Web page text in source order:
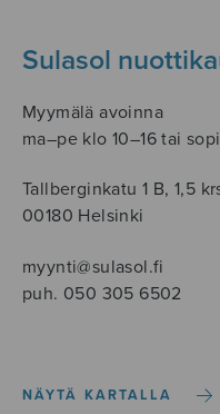
Sulasol
Myymälä avoinna
ma–pe klo 10–16 tai
Tallberginkatu 1 B, 1,5
00180 Helsinki
myynti@sulasol.fi
puh. 050 305 6502
NÄYTÄ KARTALLA